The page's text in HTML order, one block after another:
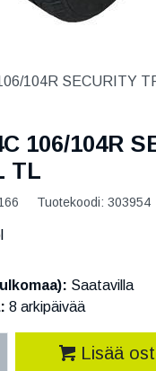
104R SECURITY
106/104R
TL
Tuotekoodi: 303954
Saatavilla
8 arkipäivää
Lisää